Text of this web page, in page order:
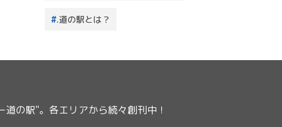
.道の駅とは？
の駅"。各エリアから続々創刊中！